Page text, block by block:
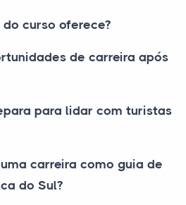
curso oferece?
de carreira após
para lidar com turistas
carreira como guia de
do Sul?